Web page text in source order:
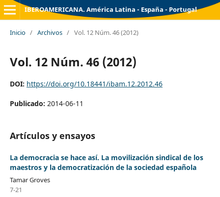
IBEROAMERICANA. América Latina - España - Portugal
Inicio / Archivos / Vol. 12 Núm. 46 (2012)
Vol. 12 Núm. 46 (2012)
DOI: https://doi.org/10.18441/ibam.12.2012.46
Publicado: 2014-06-11
Artículos y ensayos
La democracia se hace así. La movilización sindical de los
maestros y la democratización de la sociedad española
Tamar Groves
7-21